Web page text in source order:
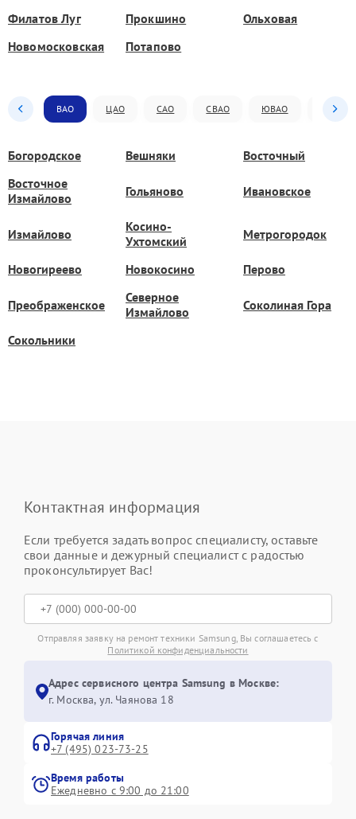
Филатов Луг Прокшино
Ольховая
Новомосковская
Потапово
ВАО ЦАО САО СВАО ЮВАО ЮАО
Богородское Вешняки
Восточный
Восточное
Измайлово
Гольяново Ивановское
Измайлово
Косино-
Ухтомский
Метрогородок
Новогиреево Новокосино Перово
Преображенское
Северное
Измайлово
Соколиная Гора
Сокольники
Контактная информация
Если требуется задать вопрос специалисту, оставьте
свои данные и дежурный специалист с радостью
проконсультирует Вас!
Отправляя заявку на ремонт техники Samsung, Вы соглашаетесь с
Политикой конфиденциальности
Адрес сервисного центра Samsung в Москве:
г. Москва, ул. Чаянова 18
Горячая линия
+7 (495) 023-73-25
Время работы
Ежедневно с 9:00 до 21:00